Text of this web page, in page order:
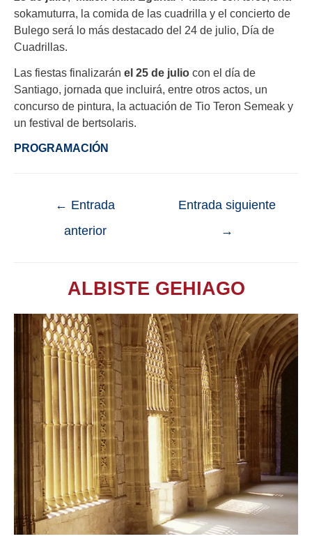
sokamuturra, la comida de las cuadrilla y el concierto de
Bulego será lo más destacado del 24 de julio, Día de
Cuadrillas.
Las fiestas finalizarán el 25 de julio con el día de
Santiago, jornada que incluirá, entre otros actos, un
concurso de pintura, la actuación de Tio Teron Semeak y
un festival de bertsolaris.
PROGRAMACIÓN
← Entrada
anterior
Entrada siguiente
→
ALBISTE GEHIAGO